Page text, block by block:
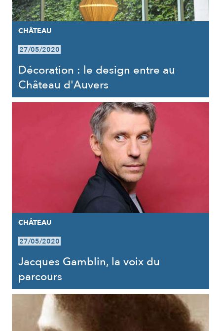
CHÂTEAU
27/05/2020
Décoration : le design entre au
Château d'Auvers
CHÂTEAU
27/05/2020
Jacques Gamblin, la voix du
parcours